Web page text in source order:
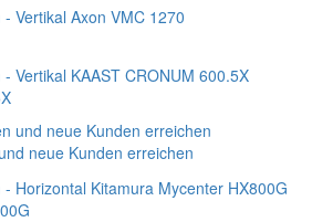
neue Kunden erreichen